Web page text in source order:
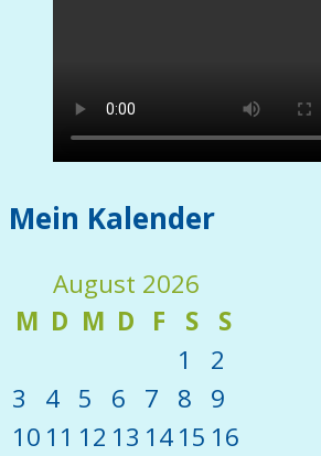
Mein Kalender
August 2026
M D M D F S
S
1
2
3
4 5 6 7 8
9
10 11 12 13 1415 16